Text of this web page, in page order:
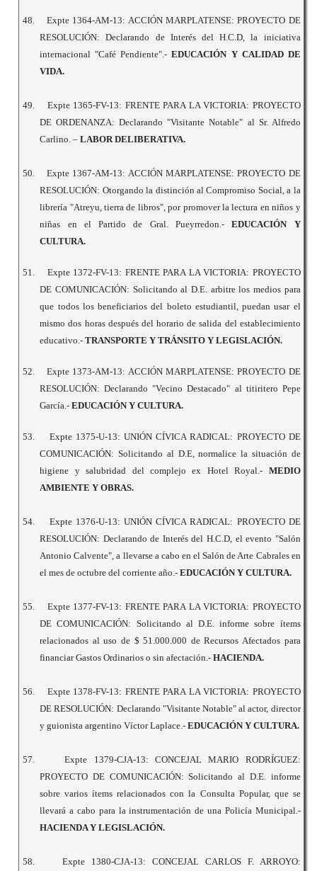
48.
Expte 1364-AM-13: ACCIÓN MARPLATENSE: PROYECTO DE
RESOLUCIÓN: Declarando de Interés del H.C.D, la iniciativa
internacional "Café Pendiente".-EDUCACIÓN Y CALIDAD DE
VIDA.
49.
Expte 1365-FV-13: FRENTE PARA LA VICTORIA: PROYECTO
DE ORDENANZA: Declarando "Visitante Notable" al Sr. Alfredo
Carlino. –LABOR DELIBERATIVA.
50.
Expte 1367-AM-13: ACCIÓN MARPLATENSE: PROYECTO DE
RESOLUCIÓN: Otorgando la distinción al Compromiso Social, a la
librería "Atreyu, tierra de libros", por promover la lectura en niños y
niñas en el Partido de Gral. Pueyrredon.-EDUCACIÓN Y
CULTURA.
51.
Expte 1372-FV-13: FRENTE PARA LA VICTORIA: PROYECTO
DE COMUNICACIÓN: Solicitando al D.E. arbitre los medios para
que todos los beneficiarios del boleto estudiantil, puedan usar el
mismo dos horas después del horario de salida del establecimiento
educativo.-TRANSPORTE Y TRÁNSITO Y LEGISLACIÓN.
52.
Expte 1373-AM-13: ACCIÓN MARPLATENSE: PROYECTO DE
RESOLUCIÓN: Declarando "Vecino Destacado" al titiritero Pepe
García.-EDUCACIÓN Y CULTURA.
53.
Expte 1375-U-13: UNIÓN CÍVICA RADICAL: PROYECTO DE
COMUNICACIÓN: Solicitando al D.E, normalice la situación de
higiene y salubridad del complejo ex Hotel Royal.- MEDIO
AMBIENTE Y OBRAS.
54.
Expte 1376-U-13: UNIÓN CÍVICA RADICAL: PROYECTO DE
RESOLUCIÓN: Declarando de Interés del H.C.D, el evento "Salón
Antonio Calvente", a llevarse a cabo en el Salón de Arte Cabrales en
el mes de octubre del corriente año.-EDUCACIÓN Y CULTURA.
55.
Expte 1377-FV-13: FRENTE PARA LA VICTORIA: PROYECTO
DE COMUNICACIÓN: Solicitando al D.E. informe sobre ítems
relacionados al uso de $ 51.000.000 de Recursos Afectados para
financiar Gastos Ordinarios o sin afectación.-HACIENDA.
56.
Expte 1378-FV-13: FRENTE PARA LA VICTORIA: PROYECTO
DE RESOLUCIÓN: Declarando "Visitante Notable" al actor, director
y guionista argentino Víctor Laplace.-EDUCACIÓN Y CULTURA.
57.
Expte 1379-CJA-13: CONCEJAL MARIO RODRÍGUEZ:
PROYECTO DE COMUNICACIÓN: Solicitando al D.E. informe
sobre varios ítems relacionados con la Consulta Popular, que se
llevará a cabo para la instrumentación de una Policía Municipal.-
HACIENDA Y LEGISLACIÓN.
58. Expte 1380-CJA-13: CONCEJAL CARLOS F. ARROYO: